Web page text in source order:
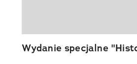
Wydanie specjalne